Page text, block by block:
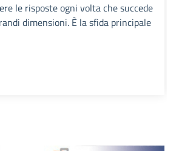
le risposte ogni volta che succede
dimensioni. È la sfida principale